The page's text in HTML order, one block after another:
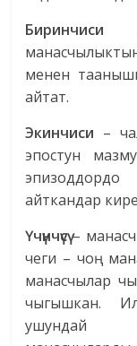
Биринчиси
менен
айтат.
Экинчиси –
эпостун
айткандар
Үчүнчүсү–
чеги – чоң
манасчылар
чыгышкан.
ушундай